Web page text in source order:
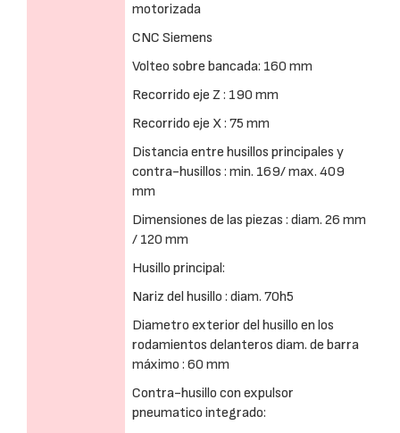
motorizada
CNC Siemens
Volteo sobre bancada: 160 mm
Recorrido eje Z : 190 mm
Recorrido eje X : 75 mm
Distancia entre husillos principales y
contra-husillos : min. 169/ max. 409
mm
Dimensiones de las piezas : diam. 26 mm
/ 120 mm
Husillo principal:
Nariz del husillo : diam. 70h5
Diametro exterior del husillo en los
rodamientos delanteros diam. de barra
máximo : 60 mm
Contra-husillo con expulsor
pneumatico integrado: